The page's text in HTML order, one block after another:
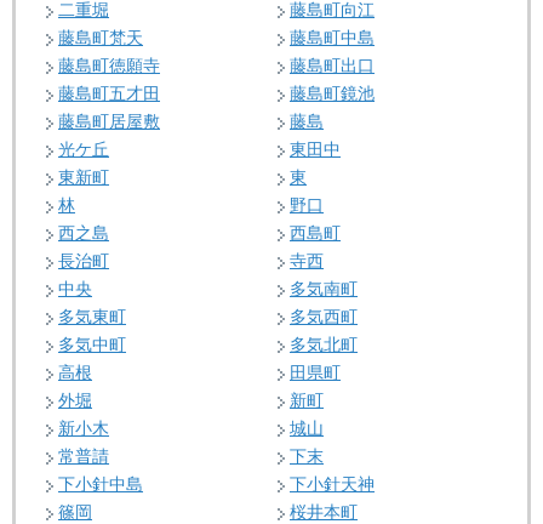
二重堀
藤島町向江
藤島町梵天
藤島町中島
藤島町徳願寺
藤島町出口
藤島町五才田
藤島町鏡池
藤島町居屋敷
藤島
光ケ丘
東田中
東新町
東
林
野口
西之島
西島町
長治町
寺西
中央
多気南町
多気東町
多気西町
多気中町
多気北町
高根
田県町
外堀
新町
新小木
城山
常普請
下末
下小針中島
下小針天神
篠岡
桜井本町